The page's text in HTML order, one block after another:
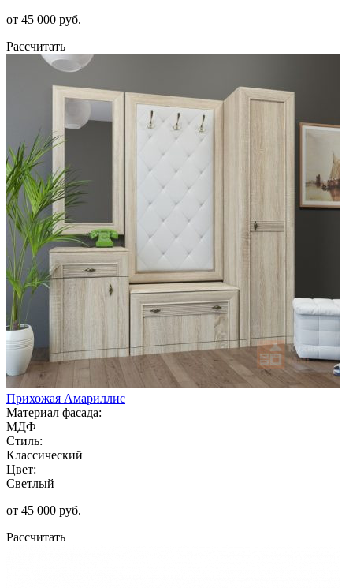
от 45 000 руб.
Рассчитать
Прихожая Амариллис
Материал фасада:
МДФ
Стиль:
Классический
Цвет:
Светлый
от 45 000 руб.
Рассчитать